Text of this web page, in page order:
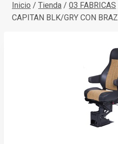
Inicio / Tienda / 03 FABRICAS
CAPITAN BLK/GRY CON